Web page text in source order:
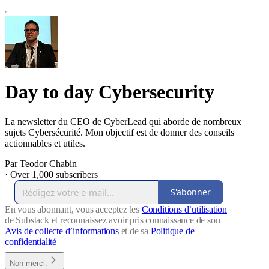
Day to day Cybersecurity
La newsletter du CEO de CyberLead qui aborde de nombreux
sujets Cybersécurité. Mon objectif est de donner des conseils
actionnables et utiles.
Par Teodor Chabin
· Over 1,000 subscribers
S'abonner
En vous abonnant, vous acceptez les Conditions d’utilisation
de Substack et reconnaissez avoir pris connaissance de son
Avis de collecte d’informationset de sa Politique de
confidentialité
Non merci.